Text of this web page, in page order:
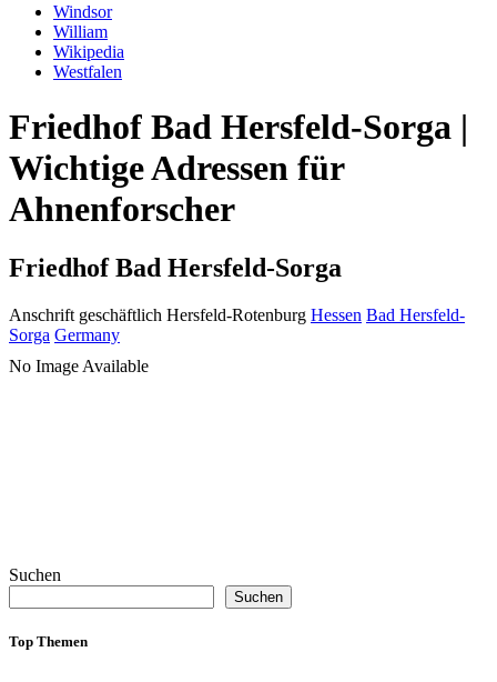
Windsor
William
Wikipedia
Westfalen
Friedhof Bad Hersfeld-Sorga |
Wichtige Adressen für
Ahnenforscher
Friedhof Bad Hersfeld-Sorga
Anschrift geschäftlich Hersfeld-Rotenburg Hessen Bad Hersfeld-
Sorga Germany
No Image Available
Suchen
Suchen
Top Themen